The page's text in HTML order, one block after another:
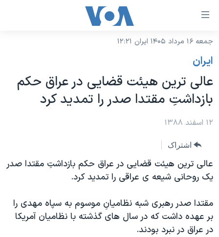
لینکهای
دسترسی
جهش
محتوای
اصلی
به
اصلی
جهش
به
نسخه سبک وب‌سایت
موضوع ها
ایران
آمریکا
جهان
گزیده‌ها
فرهنگ و زندگی
برنامه های تلویزیونی
جدول برنامه ها
صفحه‌های ویژه
عملیات خشم حماسی
بایگانی برنامه‌های تلویزیونی
مستندها
فرکانس‌های صدای آمریکا
پخش رادیویی
یادگیری زبان انگلیسی
دنبال کنید
جمعه ۱۶ مرداد ۱۴۰۵ ایران ۱۲:۲۱
ايران
عالی ترين هيئت قضايی در عراق حکم
بازداشتِ مقتدا صدر را تمديد کرد
۱۲ اسفند ۱۳۸۸
اشتراک
عالی ترين هيئت قضايی در عراق حکم بازداشتِ مقتدا صدر
يک روحانی شيعه ی عراقی را تمديد کرد.
مقتدا صدر رهبری شبه نظاميانِ موسوم به سپاه مهدی را
بر عهده داشت که در سال های گذشته با نظاميان آمريکا
در عراق در نبرد بودند.